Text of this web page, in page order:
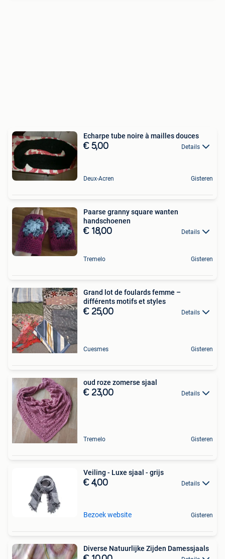
Echarpe tube noire à mailles douces
€ 5,00 Details
Deux-Acren Gisteren
Paarse granny square wanten
handschoenen
€ 18,00 Details
Tremelo Gisteren
Grand lot de foulards femme –
différents motifs et styles
€ 25,00 Details
Cuesmes Gisteren
oud roze zomerse sjaal
€ 23,00 Details
Tremelo Gisteren
Veiling - Luxe sjaal - grijs
€ 4,00 Details
Bezoek website Gisteren
Diverse Natuurlijke Zijden Damessjaals